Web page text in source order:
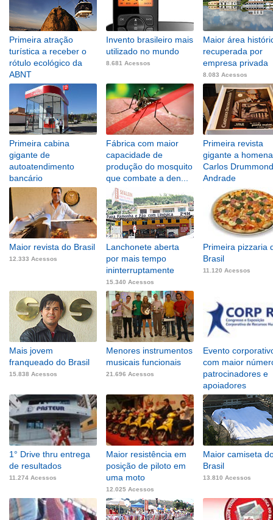
Primeira atração
turística a receber o
rótulo ecológico da
ABNT
5.522 Acessos
Invento brasileiro mais
utilizado no mundo
8.681 Acessos
Maior área
recuperada por
empresa privada
8.083 Acessos
Primeira cabina
gigante de
autoatendimento
bancário
10.809 Acessos
Fábrica com maior
capacidade de
produção do mosquito
que combate a den...
1.418 Acessos
Primeira revista
gigante a
Carlos
Andrade
8.376 Acessos
Maior revista do Brasil
12.333 Acessos
Lanchonete aberta
por mais tempo
ininterruptamente
15.340 Acessos
Primeira pizzaria
Brasil
11.120 Acessos
Mais jovem
franqueado do Brasil
15.838 Acessos
Menores instrumentos
musicais funcionais
21.696 Acessos
Evento
com maior
patrocinadores e
apoiadores
9.165 Acessos
1° Drive thru entrega
de resultados
11.274 Acessos
Maior resistência em
posição de piloto em
uma moto
12.025 Acessos
Maior camiseta
Brasil
13.810 Acessos